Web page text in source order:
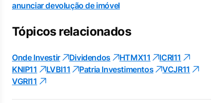
anunciar devolução de imóvel
Tópicos relacionados
Onde Investir Dividendos HTMX11
ICRI11
KNIP11
LVBI11 Patria Investimentos
VCJR11
VGRI11